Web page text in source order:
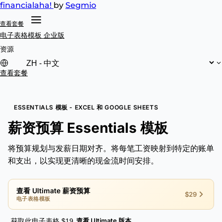
financialaha! by Segmio
查看套餐
电子表格模板 企业版
资源
查看套餐
ESSENTIALS 模板 - EXCEL 和 GOOGLE SHEETS
薪资预算 Essentials 模板
将预算规划与发薪日期对齐。将每笔工资映射到特定的账单
和支出，以实现更清晰的现金流时间安排。
查看 Ultimate 薪资预算
电子表格模板
$29